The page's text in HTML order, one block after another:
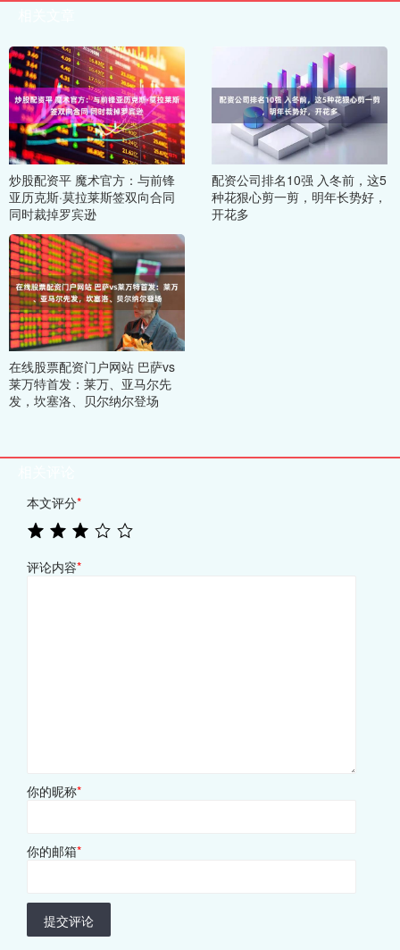
炒股配资平 魔术官方：与前锋
亚历克斯·莫拉莱斯签双向合同
同时裁掉罗宾逊
配资公司排名10强 入冬前，这5
种花狠心剪一剪，明年长势好，
开花多
在线股票配资门户网站 巴萨vs
莱万特首发：莱万、亚马尔先
发，坎塞洛、贝尔纳尔登场
本文评分*
评论内容*
你的昵称*
你的邮箱*
提交评论